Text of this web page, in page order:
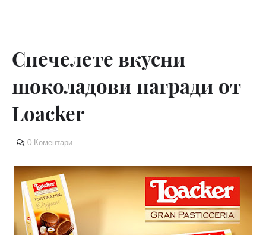
Спечелете вкусни
шоколадови награди от
Loacker
0 Коментари